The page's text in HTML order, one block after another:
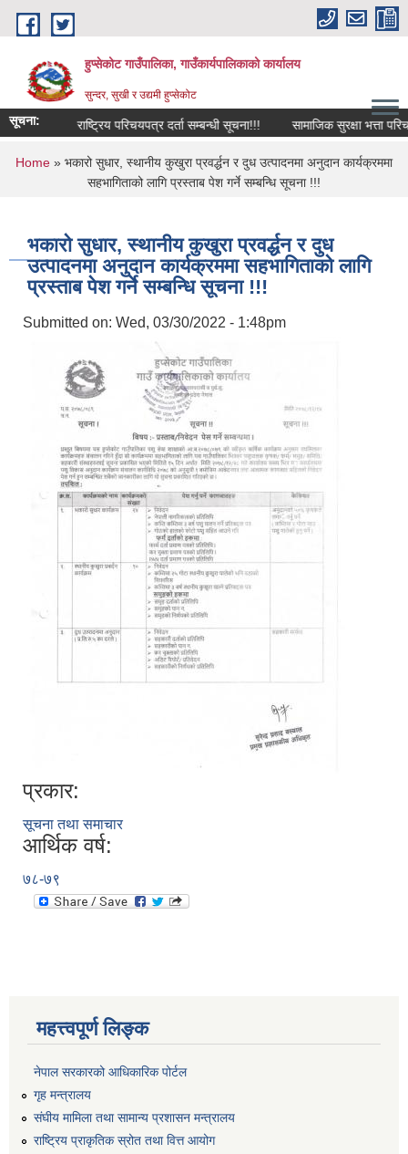
Skip to main content
हुप्सेकोट गाउँपालिका, गाउँकार्यपालिकाको कार्यालय
सुन्दर, सुखी र उद्यमी हुप्सेकोट
सूचना: राष्‍ट्रिय परिचयपत्र दर्ता सम्बन्धी सूचना!!! सामाजिक सुरक्षा भत्ता
You are here
Home » भकारो सुधार, स्थानीय कुखुरा प्रवर्द्धन र दुध उत्पादनमा अनुदान कार्यक्रममा
सहभागिताको लागि प्रस्ताब पेश गर्ने सम्बन्धि सूचना !!!
भकारो सुधार, स्थानीय कुखुरा प्रवर्द्धन र दुध
उत्पादनमा अनुदान कार्यक्रममा सहभागिताको लागि
प्रस्ताब पेश गर्ने सम्बन्धि सूचना !!!
Submitted on: Wed, 03/30/2022 - 1:48pm
प्रकार:
सूचना तथा समाचार
आर्थिक वर्ष:
७८-७९
महत्त्वपूर्ण लिङ्क
नेपाल सरकारको आधिकारिक पोर्टल
गृह मन्त्रालय
संघीय मामिला तथा सामान्य प्रशासन मन्त्रालय
राष्ट्रिय प्राकृतिक स्रोत तथा वित्त आयोग